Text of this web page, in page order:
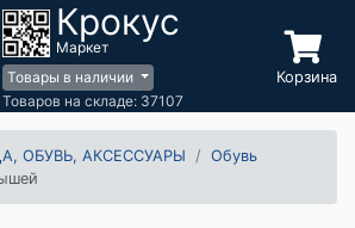
Крокус
Маркет
Товары в наличии
Товаров на складе: 37107
Корзина
ОБУВЬ, АКСЕССУАРЫ
Обувь